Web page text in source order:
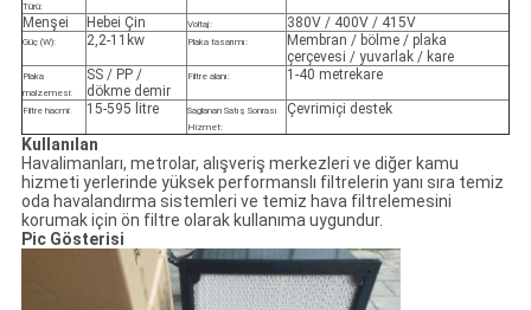
Türü:
Menşei Hebei Çin Voltaj: 380V / 400V / 415V
Güç (W): 2,2-11kw Plaka tasarımı:
Membran / bölme / plaka
çerçevesi / yuvarlak / kare
Plaka
malzemesi:
SS / PP /
dökme demir
Filtre alanı: 1-40 metrekare
Filtre hacmi: 15-595 litre
Sağlanan Satış Sonrası
Hizmet:
Çevrimiçi destek
Kullanılan
Havalimanları, metrolar, alışveriş merkezleri ve diğer kamu
hizmeti yerlerinde yüksek performanslı filtrelerin yanı sıra temiz
oda havalandırma sistemleri ve temiz hava filtrelemesini
korumak için ön filtre olarak kullanıma uygundur.
Pic Gösterisi